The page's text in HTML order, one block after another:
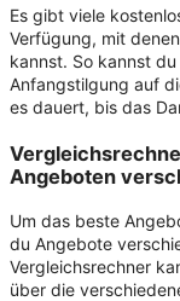
Es gibt viele
Verfügung, mit
kannst. So kannst
Anfangstilgung auf
es dauert, bis das
Angeboten
Um das beste
du Angebote
Vergleichsrechner
über die